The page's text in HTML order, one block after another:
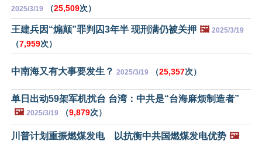
2025/3/19 （25,509次）
王建兵因“煽颠”罪判囚3年半 现刑满仍被关押 🖼️ 2025/3/19
（7,959次）
中南海又有大事要发生？ 2025/3/19 （25,357次）
单日出动59架军机扰台 台湾：中共是“台海麻烦制造者”
🖼️ 2025/3/19 （9,879次）
川普计划重振燃煤发电 以抗衡中共国燃煤发电优势 🖼️